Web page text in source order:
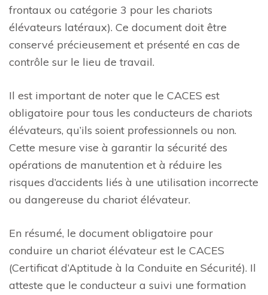
frontaux ou catégorie 3 pour les chariots
élévateurs latéraux). Ce document doit être
conservé précieusement et présenté en cas de
contrôle sur le lieu de travail.
Il est important de noter que le CACES est
obligatoire pour tous les conducteurs de chariots
élévateurs, qu’ils soient professionnels ou non.
Cette mesure vise à garantir la sécurité des
opérations de manutention et à réduire les
risques d’accidents liés à une utilisation incorrecte
ou dangereuse du chariot élévateur.
En résumé, le document obligatoire pour
conduire un chariot élévateur est le CACES
(Certificat d’Aptitude à la Conduite en Sécurité). Il
atteste que le conducteur a suivi une formation